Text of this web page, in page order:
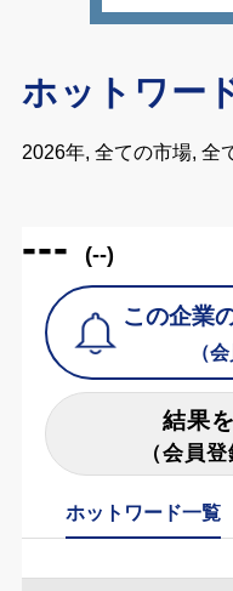
ホットワー
2026年, 全ての市場, 全
--- (--)
この企業
（
結果
（会員
ホットワード一覧